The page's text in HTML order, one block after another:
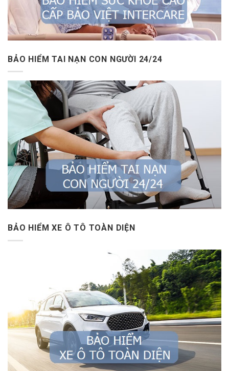
BẢO HIỂM TAI NẠN CON NGƯỜI 24/24
BẢO HIỂM XE Ô TÔ TOÀN DIỆN